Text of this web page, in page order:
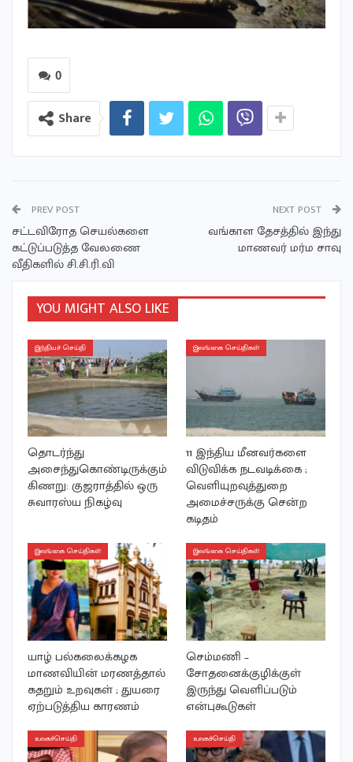
0
Share
PREV POST
சட்டவிரோத செயல்களை
கட்டுப்படுத்த வேலணை
வீதிகளில் சி.சி.ரி.வி
NEXT POST
வங்காள தேசத்தில் இந்து
மாணவர் மர்ம சாவு
YOU MIGHT ALSO LIKE
இந்தியச் செய்தி
தொடர்ந்து
அசைந்துகொண்டிருக்கும்
கிணறு: குஜராத்தில் ஒரு
சுவாரஸ்ய நிகழ்வு
இலங்கை செய்திகள்
11 இந்திய மீனவர்களை
விடுவிக்க நடவடிக்கை ;
வெளியுறவுத்துறை
அமைச்சருக்கு சென்ற
கடிதம்
இலங்கை செய்திகள்
யாழ் பல்கலைக்கழக
மாணவியின் மரணத்தால்
கதறும் உறவுகள் ; துயரை
ஏற்படுத்திய காரணம்
இலங்கை செய்திகள்
செம்மணி –
சோதனைக்குழிக்குள்
இருந்து வெளிப்படும்
என்புகூடுகள்
உலகச்செய்தி உலகச்செய்தி